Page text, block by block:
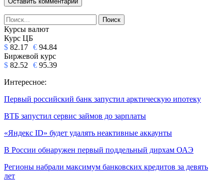
Курсы валют
Курс ЦБ
$ 82.17 € 94.84
Биржевой курс
$ 82.52 € 95.39
Интересное:
Первый российский банк запустил арктическую ипотеку
ВТБ запустил сервис займов до зарплаты
«Яндекс ID» будет удалять неактивные аккаунты
В России обнаружен первый поддельный дирхам ОАЭ
Регионы набрали максимум банковских кредитов за девять
лет